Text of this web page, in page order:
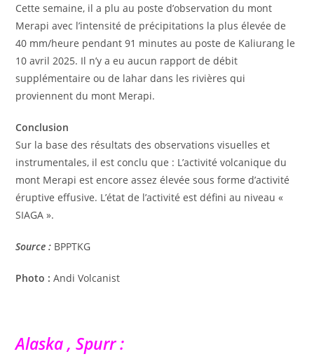
Cette semaine, il a plu au poste d’observation du mont
Merapi avec l’intensité de précipitations la plus élevée de
40 mm/heure pendant 91 minutes au poste de Kaliurang le
10 avril 2025. Il n’y a eu aucun rapport de débit
supplémentaire ou de lahar dans les rivières qui
proviennent du mont Merapi.
Conclusion
Sur la base des résultats des observations visuelles et
instrumentales, il est conclu que : L’activité volcanique du
mont Merapi est encore assez élevée sous forme d’activité
éruptive effusive. L’état de l’activité est défini au niveau «
SIAGA ».
Source : BPPTKG
Photo : Andi Volcanist
Alaska , Spurr :